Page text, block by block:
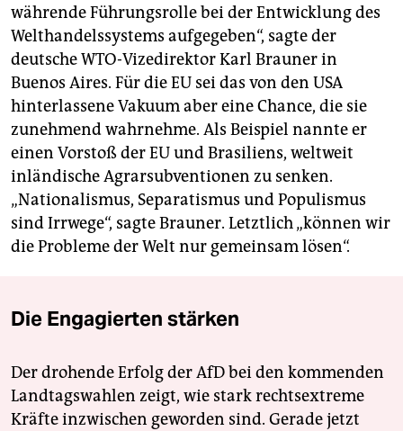
währende Führungsrolle bei der Entwicklung des
Welthandelssystems aufgegeben“, sagte der
deutsche WTO-Vizedirektor Karl Brauner in
Buenos Aires. Für die EU sei das von den USA
hinterlassene Vakuum aber eine Chance, die sie
zunehmend wahrnehme. Als Beispiel nannte er
einen Vorstoß der EU und Brasiliens, weltweit
inländische Agrarsubventionen zu senken.
„Nationalismus, Separatismus und Populismus
sind Irrwege“, sagte Brauner. Letztlich „können wir
die Probleme der Welt nur gemeinsam lösen“.
Die Engagierten stärken
Der drohende Erfolg der AfD bei den kommenden
Landtagswahlen zeigt, wie stark rechtsextreme
Kräfte inzwischen geworden sind. Gerade jetzt